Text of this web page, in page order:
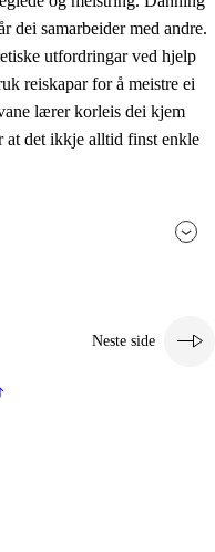
dei samarbeider med andre.
utfordringar ved hjelp
reiskapar for å meistre ei
lærer korleis dei kjem
at det ikkje alltid finst enkle
Neste side